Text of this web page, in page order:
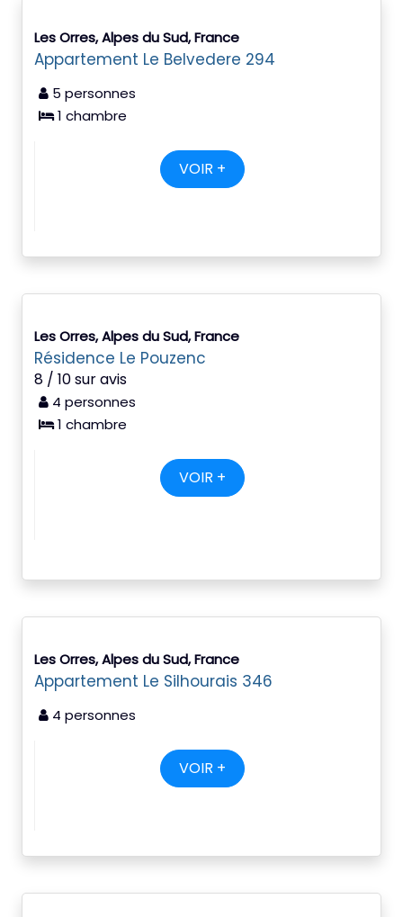
Les Orres, Alpes du Sud, France
Appartement Le Belvedere 294
5 personnes
1 chambre
VOIR +
Les Orres, Alpes du Sud, France
Résidence Le Pouzenc
8 / 10 sur avis
4 personnes
1 chambre
VOIR +
Les Orres, Alpes du Sud, France
Appartement Le Silhourais 346
4 personnes
VOIR +